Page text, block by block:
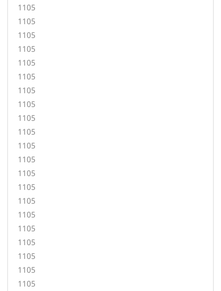
1105
1105
1105
1105
1105
1105
1105
1105
1105
1105
1105
1105
1105
1105
1105
1105
1105
1105
1105
1105
1105